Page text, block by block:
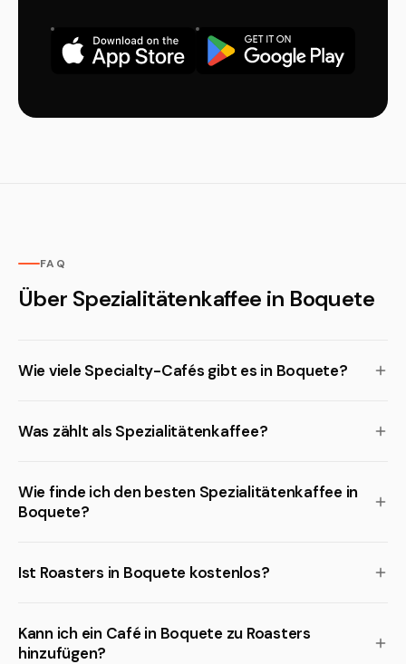
FAQ
Über Spezialitätenkaffee in Boquete
Wie viele Specialty-Cafés gibt es in Boquete?
Was zählt als Spezialitätenkaffee?
Wie finde ich den besten Spezialitätenkaffee in
Boquete?
Ist Roasters in Boquete kostenlos?
Kann ich ein Café in Boquete zu Roasters
hinzufügen?